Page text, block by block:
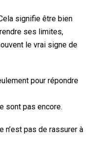
signifie être bien
ses limites,
le vrai signe de
pour répondre
sont pas encore.
n’est pas de rassurer à